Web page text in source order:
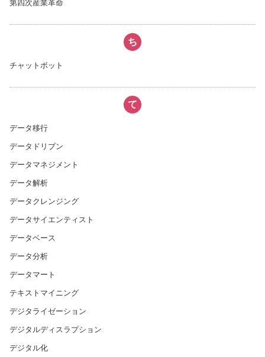
第四次産業革命
ち
チャットボット
て
データ移行
データドリブン
データマネジメント
データ解析
データクレンジング
データサイエンティスト
データベース
データ分析
データマート
テキストマイニング
デジタライゼーション
デジタルディスラプション
デジタル化